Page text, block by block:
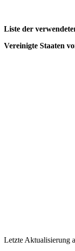
Liste der
Vereinigte Staaten
Letzte Aktualisierung